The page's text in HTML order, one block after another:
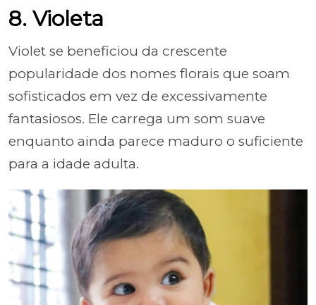
8. Violeta
Violet se beneficiou da crescente
popularidade dos nomes florais que soam
sofisticados em vez de excessivamente
fantasiosos. Ele carrega um som suave
enquanto ainda parece maduro o suficiente
para a idade adulta.